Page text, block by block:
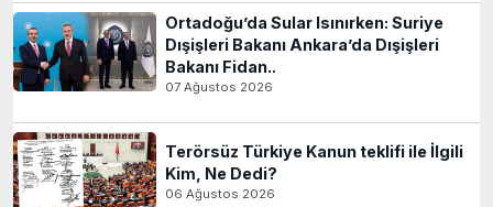
Ortadoğu’da Sular Isınırken: Suriye
Dışişleri Bakanı Ankara’da Dışişleri
Bakanı Fidan..
07 Ağustos 2026
Terörsüz Türkiye Kanun teklifi ile İlgili
Kim, Ne Dedi?
06 Ağustos 2026